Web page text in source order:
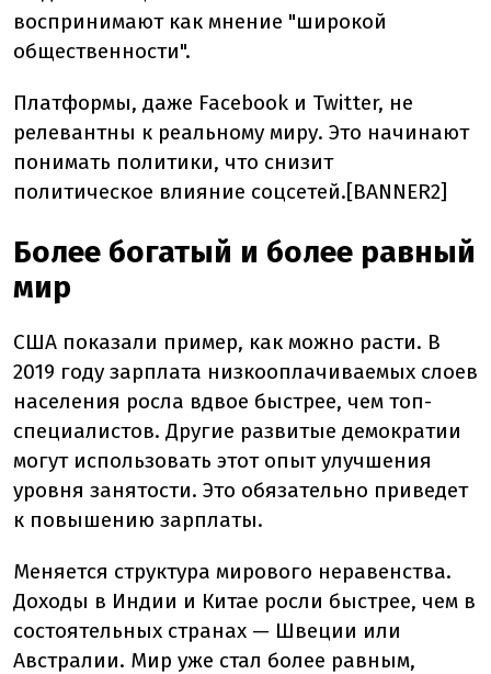
воспринимают как мнение "широкой
общественности".
Платформы, даже Facebook и Twitter, не
релевантны к реальному миру. Это начинают
понимать политики, что снизит
политическое влияние соцсетей.[BANNER2]
Более богатый и более равный
мир
США показали пример, как можно расти. В
2019 году зарплата низкооплачиваемых слоев
населения росла вдвое быстрее, чем топ-
специалистов. Другие развитые демократии
могут использовать этот опыт улучшения
уровня занятости. Это обязательно приведет
к повышению зарплаты.
Меняется структура мирового неравенства.
Доходы в Индии и Китае росли быстрее, чем в
состоятельных странах — Швеции или
Австралии. Мир уже стал более равным,